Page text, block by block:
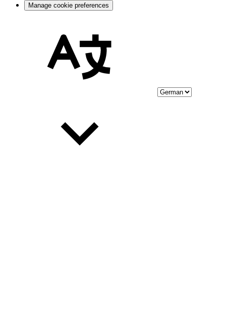
Manage cookie preferences